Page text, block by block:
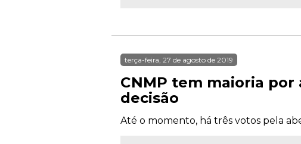
terça-feira, 27 de agosto de 2019
CNMP tem maioria
decisão
Até o momento, há três votos pela